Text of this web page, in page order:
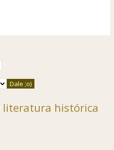
literatura histórica